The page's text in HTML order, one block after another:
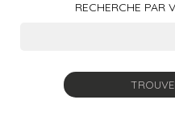
RECHERCHE PAR